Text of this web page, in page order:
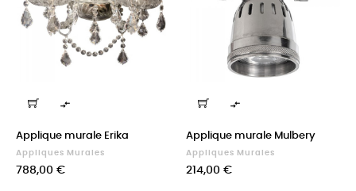

Applique murale Erika
Appliques Murales
Prix
788,00 €

Applique murale Mulbery
Appliques Murales
Prix
214,00 €